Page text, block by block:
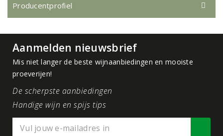
Producentprofiel
Aanmelden nieuwsbrief
Mis niet langer de beste wijnaanbiedingen en mooiste
proeverijen!
De scherpste aanbiedingen
Handige wijn en spijs tips